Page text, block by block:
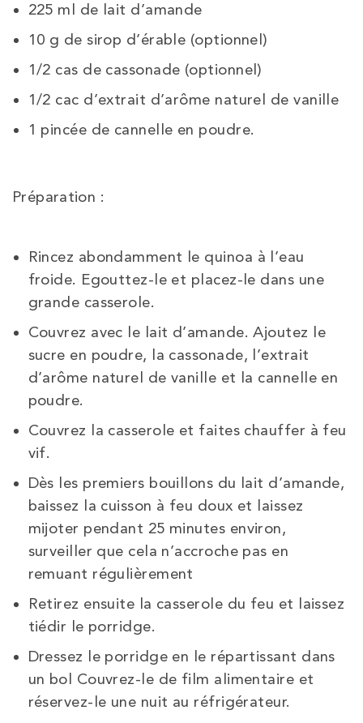
225 ml de lait d’amande
10 g de sirop d’érable (optionnel)
1/2 cas de cassonade (optionnel)
1/2 cac d’extrait d’arôme naturel de vanille
1 pincée de cannelle en poudre.
Préparation :
Rincez abondamment le quinoa à l’eau
froide. Egouttez-le et placez-le dans une
grande casserole.
Couvrez avec le lait d’amande. Ajoutez le
sucre en poudre, la cassonade, l’extrait
d’arôme naturel de vanille et la cannelle en
poudre.
Couvrez la casserole et faites chauffer à feu
vif.
Dès les premiers bouillons du lait d’amande,
baissez la cuisson à feu doux et laissez
mijoter pendant 25 minutes environ,
surveiller que cela n’accroche pas en
remuant régulièrement
Retirez ensuite la casserole du feu et laissez
tiédir le porridge.
Dressez le porridge en le répartissant dans
un bol Couvrez-le de film alimentaire et
réservez-le une nuit au réfrigérateur.